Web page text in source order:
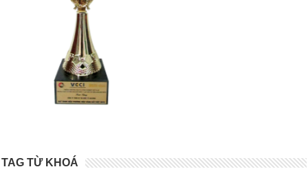
TAG TỪ KHOÁ